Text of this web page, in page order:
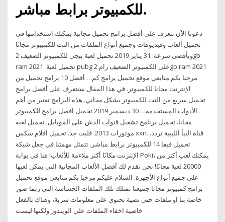
للكمبيوتر برابط مباشر.
دعونا الآن نتعرف على أفضل برامج تحميل مجانية يمكنك استخدامها في
تحميل ألعاب وفيديوهات وجميع أنواع الملفات من النت للكمبيوتر مجانًا
وبأقصى سرعة. 31 يناير 2019 تحميل لعبة ببجي للكمبيوتر الضعيف 2gb
ram 2021. تحميل لعبة pubg على الكمبيوتر الضعيف رام 2gb ram 2021
مرحبا بكم متابعي موقع تحميل برامج كم… أفضل 10 برامج تحميل من
الإنترنت مجانا للكمبيوتر. في هذا المقال سنتعرف على أفضل برامج
تحميل سريع من النت للكمبيوتر بشكل مجاني. هذه البرامج تعتبر من أهم
الأدوات المستخدمة… 30 ديسمبر 2019 تحميل افضل برامج للكمبيوتر
مجانا. تحميل برنامج تشغيل قنوات الدش على الموبايل. تحميل لعبة
موتورات 2013. قلبت جد. تحميل افلام سكس xxn. قناة النبأ الليبية تردد.
تحميل فيفا 14 للكمبيوتر برابط مباشر. تتمثل مهمتنا في جعل شبكة
الإنترنت مكانًا أكثر ملاءمة للألعاب! هنا في بوابة Poki، يمكنك لعب أكثر من
20000 لعبة مجانًا! نحن نقدم لك أفضل الألعاب المجانية التي يمكن لعبها
على جميع أنواع الأجهزة. السلام عليكم مرحبا بكم متابعي موقع تحميل
برامج كمبيوتر مجانا جميعنا نمتلك تلك الملفات الحساسة التي ربما صور
خاصة بنا او ملفات حتي نصية تحتوي علي معلومات سرية، وهناك بالفعل
خاصية اخفاء الملفات علي الويندوز ولكنها ليست